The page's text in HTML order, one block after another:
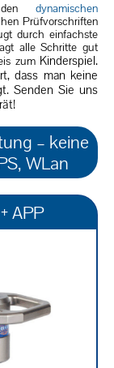
den dynamischen
Prüfvorschriften
durch einfachste
alle Schritte gut
zum Kinderspiel.
dass man keine
Senden Sie uns
– keine
WLan
APP